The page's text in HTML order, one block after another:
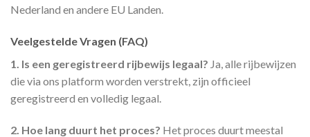
Nederland en andere EU Landen.
Veelgestelde Vragen (FAQ)
1. Is een geregistreerd rijbewijs legaal? Ja, alle rijbewijzen
die via ons platform worden verstrekt, zijn officieel
geregistreerd en volledig legaal.
2. Hoe lang duurt het proces? Het proces duurt meestal